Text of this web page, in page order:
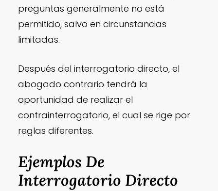
preguntas generalmente no está
permitido, salvo en circunstancias
limitadas.
Después del interrogatorio directo, el
abogado contrario tendrá la
oportunidad de realizar el
contrainterrogatorio, el cual se rige por
reglas diferentes.
Ejemplos De
Interrogatorio Directo